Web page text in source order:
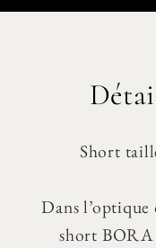
Short
Dans
short BORA